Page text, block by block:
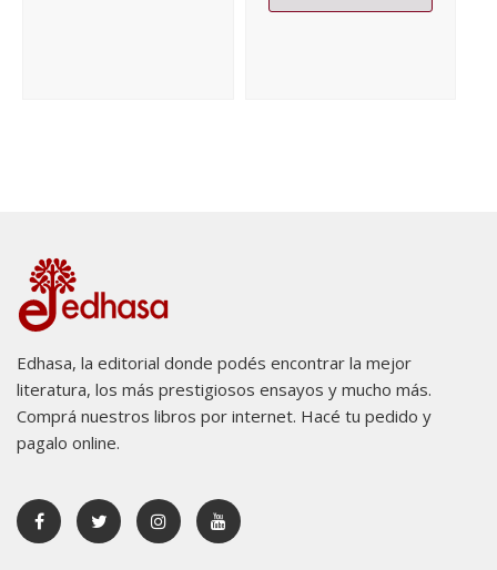
Edhasa, la editorial donde podés encontrar la mejor
literatura, los más prestigiosos ensayos y mucho más.
Comprá nuestros libros por internet. Hacé tu pedido y
pagalo online.